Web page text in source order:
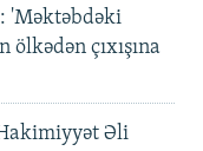
'Məktəbdəki
çıxışına
Əli